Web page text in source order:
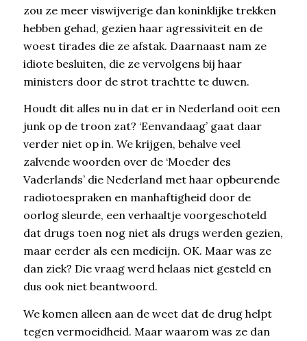
zou ze meer viswijverige dan koninklijke trekken
hebben gehad, gezien haar agressiviteit en de
woest tirades die ze afstak. Daarnaast nam ze
idiote besluiten, die ze vervolgens bij haar
ministers door de strot trachtte te duwen.
Houdt dit alles nu in dat er in Nederland ooit een
junk op de troon zat? ‘Eenvandaag’ gaat daar
verder niet op in. We krijgen, behalve veel
zalvende woorden over de ‘Moeder des
Vaderlands’ die Nederland met haar opbeurende
radiotoespraken en manhaftigheid door de
oorlog sleurde, een verhaaltje voorgeschoteld
dat drugs toen nog niet als drugs werden gezien,
maar eerder als een medicijn. OK. Maar was ze
dan ziek? Die vraag werd helaas niet gesteld en
dus ook niet beantwoord.
We komen alleen aan de weet dat de drug helpt
tegen vermoeidheid. Maar waarom was ze dan